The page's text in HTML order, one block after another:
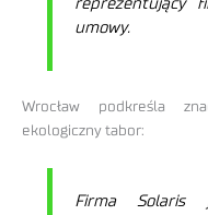
reprezentujący
umowy.
Wrocław podkreśla
ekologiczny tabor:
Firma Solaris